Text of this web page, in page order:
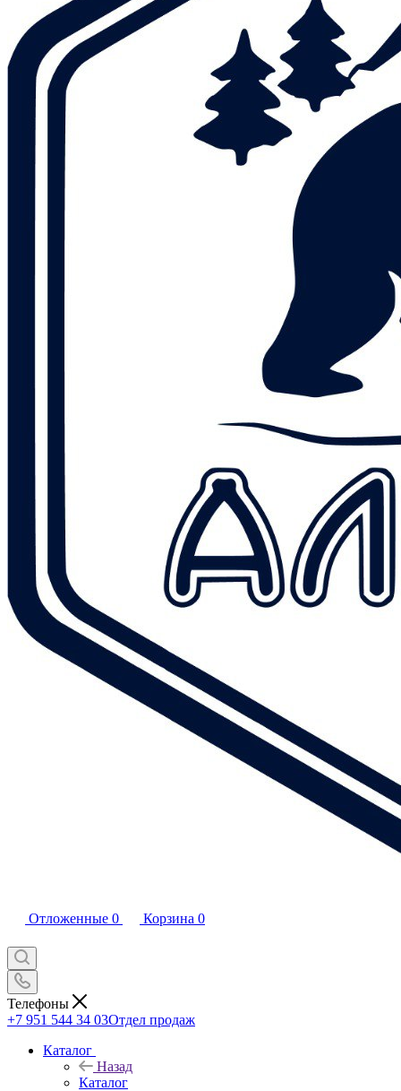
Отложенные 0 Корзина 0
Телефоны
+7 951 544 34 03Отдел продаж
Каталог
Назад
Каталог